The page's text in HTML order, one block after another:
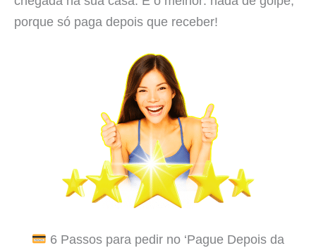
porque só paga depois que receber!
6 Passos para pedir no ‘Pague Depois da